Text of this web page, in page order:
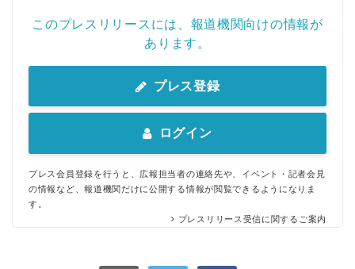
このプレスリリースには、報道機関向けの情報が
あります。
プレス登録
ログイン
プレス会員登録を行うと、広報担当者の連絡先や、イベント・記者会見
の情報など、報道機関だけに公開する情報が閲覧できるようになりま
す。
プレスリリース受信に関するご案内